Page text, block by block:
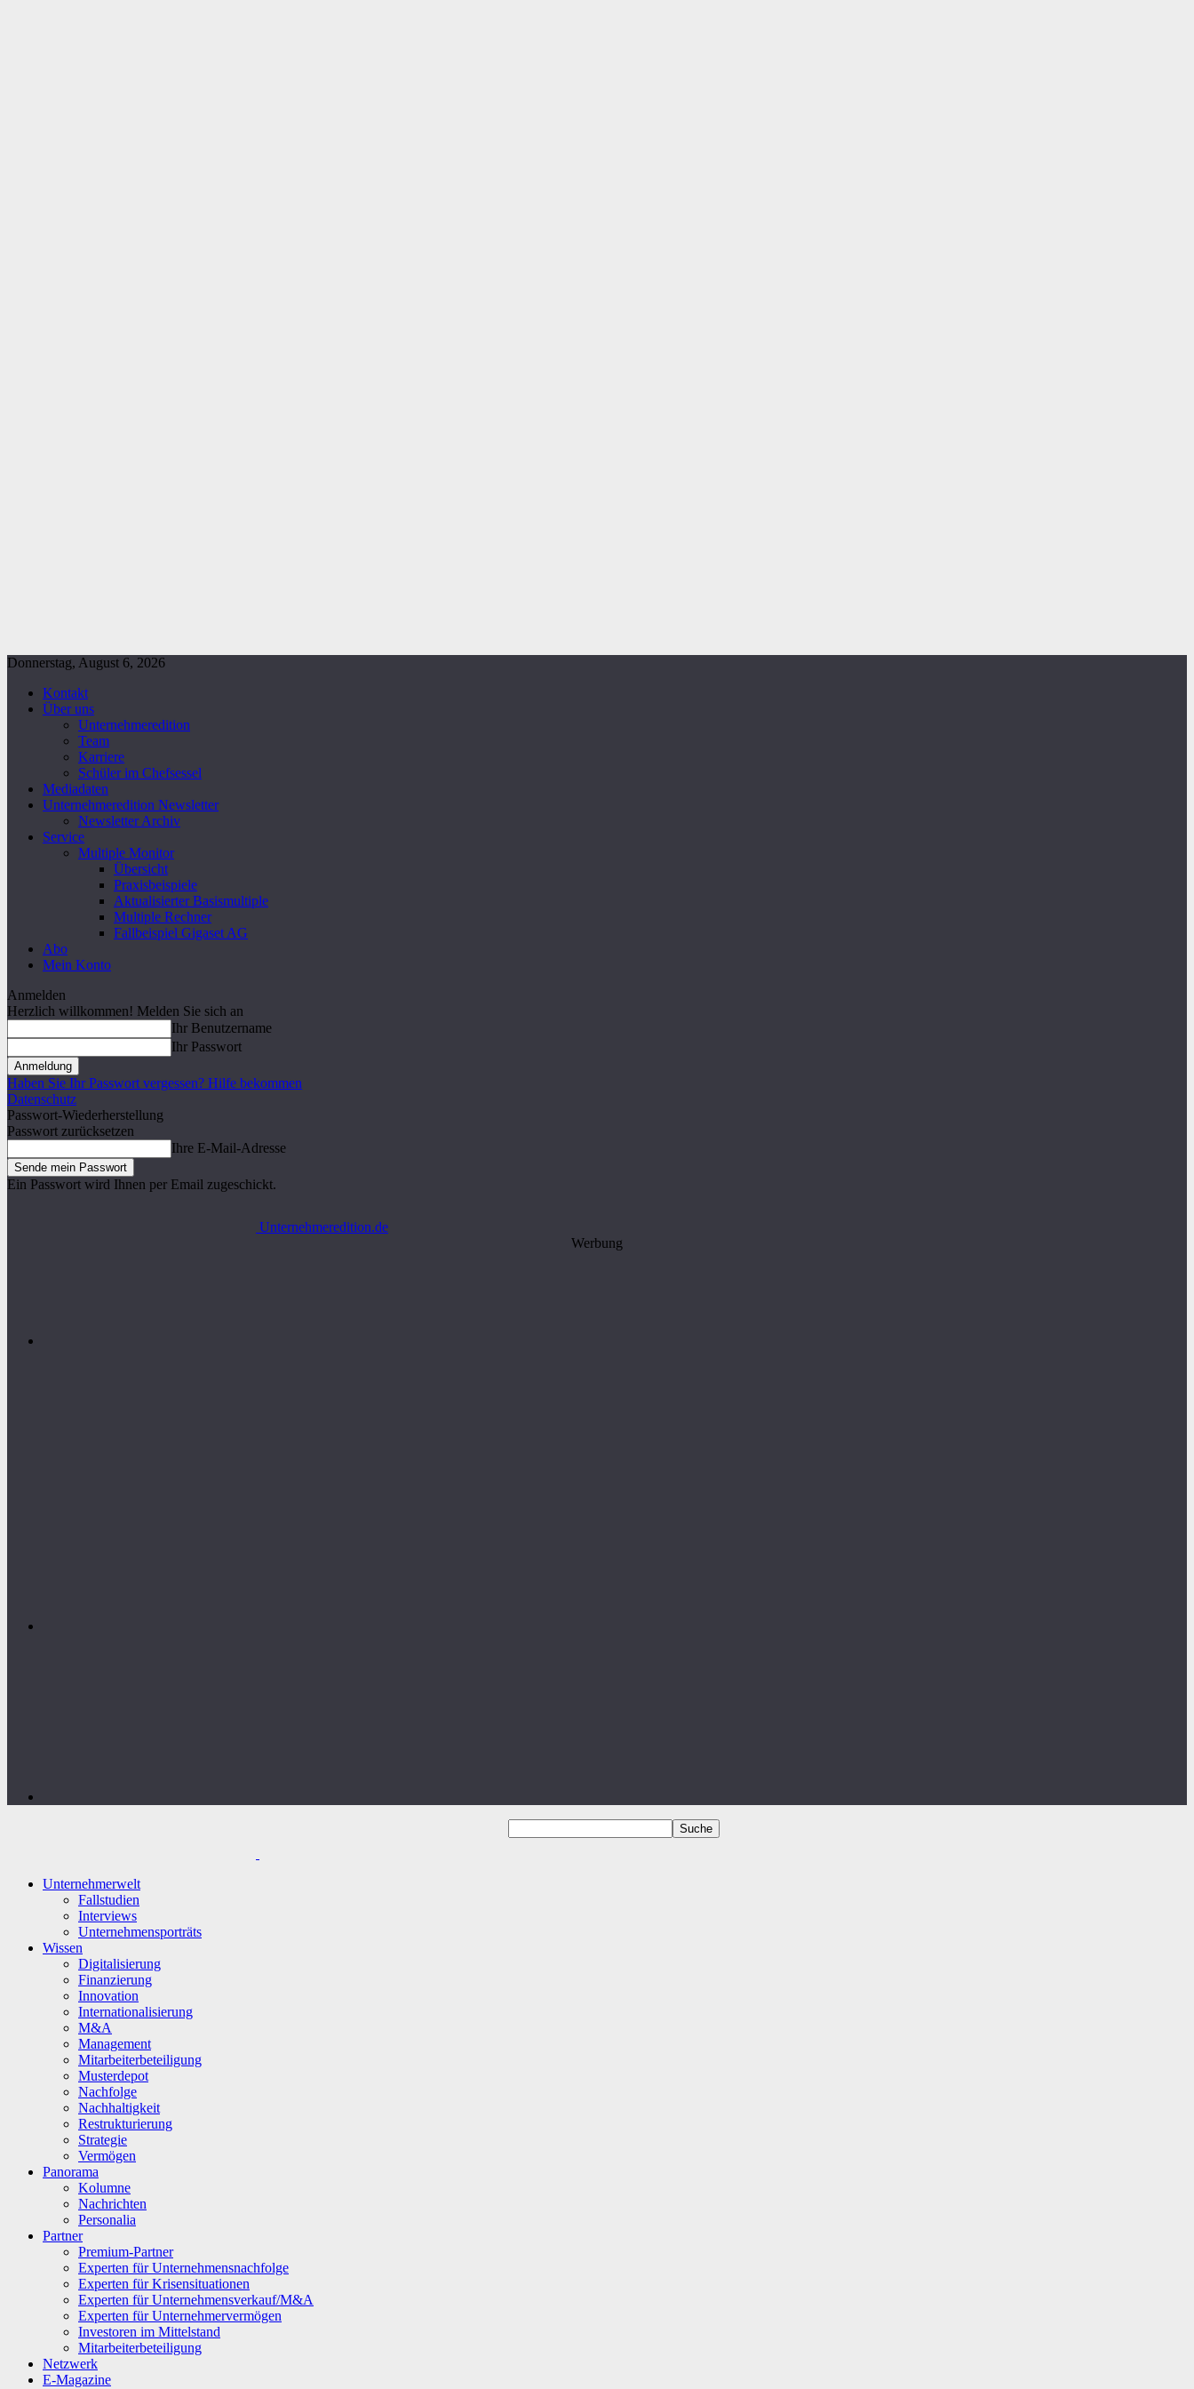
Donnerstag, August 6, 2026
Kontakt
Über uns
Unternehmeredition
Team
Karriere
Schüler im Chefsessel
Mediadaten
Unternehmeredition Newsletter
Newsletter Archiv
Service
Multiple Monitor
Übersicht
Praxisbeispiele
Aktualisierter Basismultiple
Multiple Rechner
Fallbeispiel Gigaset AG
Abo
Mein Konto
Anmelden
Herzlich willkommen! Melden Sie sich an
Ihr Benutzername
Ihr Passwort
Haben Sie Ihr Passwort vergessen? Hilfe bekommen
Datenschutz
Passwort-Wiederherstellung
Passwort zurücksetzen
Ihre E-Mail-Adresse
Ein Passwort wird Ihnen per Email zugeschickt.
Unternehmeredition.de
Werbung
Unternehmerwelt
Fallstudien
Interviews
Unternehmensporträts
Wissen
Digitalisierung
Finanzierung
Innovation
Internationalisierung
M&A
Management
Mitarbeiterbeteiligung
Musterdepot
Nachfolge
Nachhaltigkeit
Restrukturierung
Strategie
Vermögen
Panorama
Kolumne
Nachrichten
Personalia
Partner
Premium-Partner
Experten für Unternehmensnachfolge
Experten für Krisensituationen
Experten für Unternehmensverkauf/M&A
Experten für Unternehmervermögen
Investoren im Mittelstand
Mitarbeiterbeteiligung
Netzwerk
E-Magazine